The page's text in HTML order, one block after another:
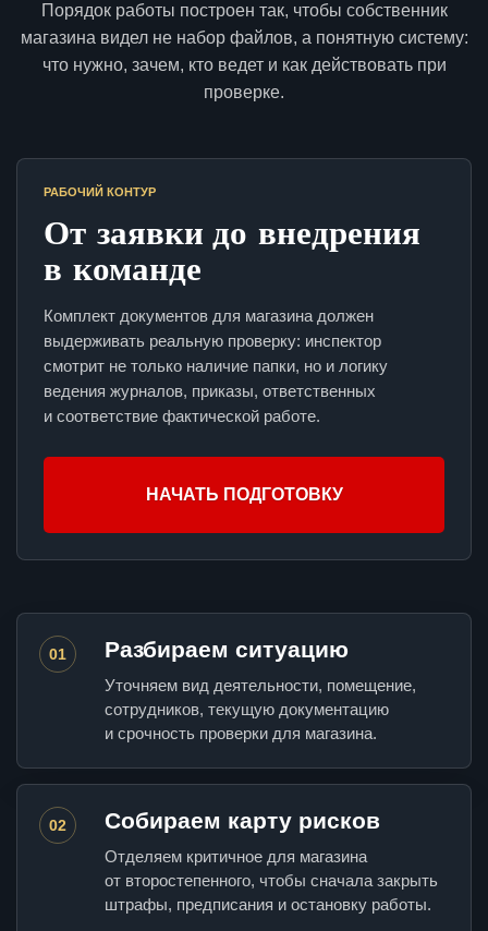
Порядок работы построен так, чтобы собственник
магазина видел не набор файлов, а понятную систему:
что нужно, зачем, кто ведет и как действовать при
проверке.
РАБОЧИЙ КОНТУР
От заявки до внедрения
в команде
Комплект документов для магазина должен
выдерживать реальную проверку: инспектор
смотрит не только наличие папки, но и логику
ведения журналов, приказы, ответственных
и соответствие фактической работе.
НАЧАТЬ ПОДГОТОВКУ
01 Разбираем ситуацию
Уточняем вид деятельности, помещение,
сотрудников, текущую документацию
и срочность проверки для магазина.
02 Собираем карту рисков
Отделяем критичное для магазина
от второстепенного, чтобы сначала закрыть
штрафы, предписания и остановку работы.